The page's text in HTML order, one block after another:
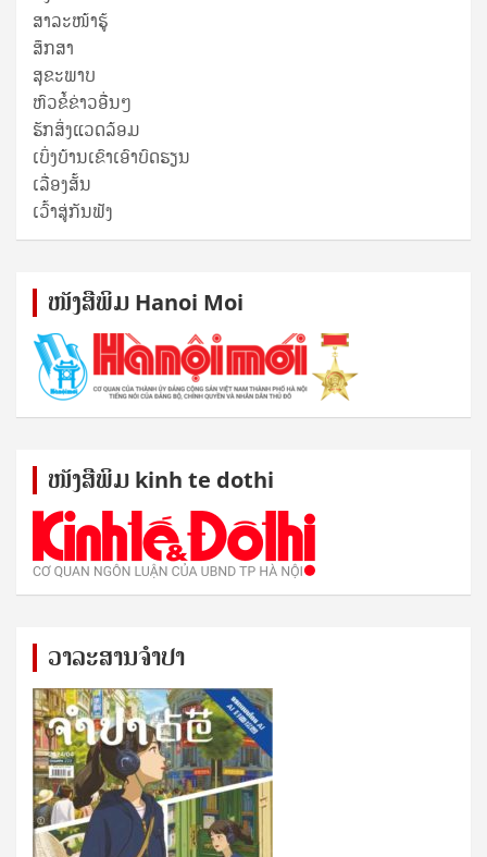
ສາລະໜ້າຮູ້
ສຶກສາ
ສຸ​ຂະ​ພາບ
ຫົວຂໍ້ຂ່າວອື່ນໆ
ຮັກສິ່ງແວດລ້ອມ
ເບິ່ງບ້ານເຂົາເອົາບົດຮຽນ
ເລື່ອງສັ້ນ
ເວົ້າສູ່ກັນຟັງ
ໜັງ​ສື​ພິມ Hanoi Moi
ໜັງ​ສື​ພິມ kinh te dothi
ວາລະສານຈຳປາ